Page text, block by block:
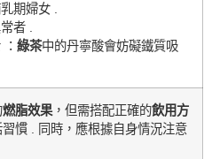
期婦女 .
者 .
綠茶中的丹寧酸會妨礙鐵質吸
燃脂效果，但需搭配正確的飲用方
慣 . 同時，應根據自身情況注意